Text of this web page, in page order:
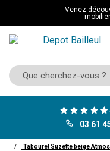
Venez
03 61
Tabouret Suzette beige